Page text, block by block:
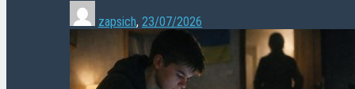
zapsich, 23/07/2026